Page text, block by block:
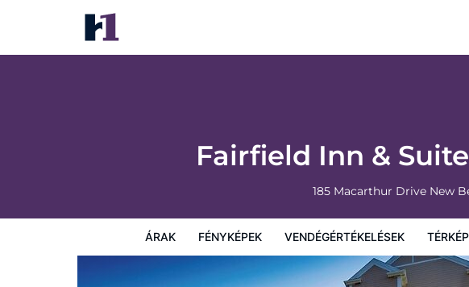
Fairfield Inn &
185 Macarthur Drive New
ÁRAK FÉNYKÉPEK VENDÉGÉRTÉKELÉSEK TÉRKÉP
Fairfield Inn & Suites by Marriott New Bedford
Árak Fényképek